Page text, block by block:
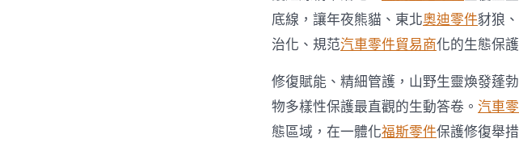
底線，讓年夜熊貓、東北奧迪零件豺狼
治化、規范汽車零件貿易商化的生態保
修復賦能、精細管護，山野生靈煥發蓬
物多樣性保護最直觀的生動答卷。 汽車
態區域，在一體化福斯零件保護修復舉